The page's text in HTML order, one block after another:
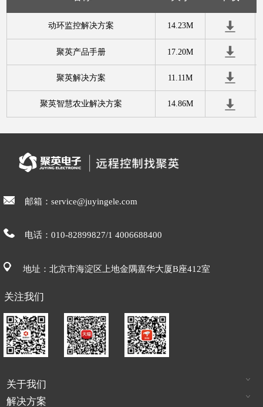
动环监控解决方案 14.23M
聚英产品手册 17.20M
聚英解决方案 11.11M
聚英智慧农业解决方案 14.86M
邮箱：service@juyingele.com
电话：010-82899827/1 4006688400
地址：北京市海淀区上地金隅嘉华大厦B座412室
关注我们
关于我们
解决方案